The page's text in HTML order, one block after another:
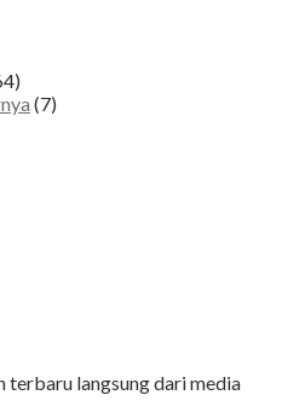
(7)
langsung dari media